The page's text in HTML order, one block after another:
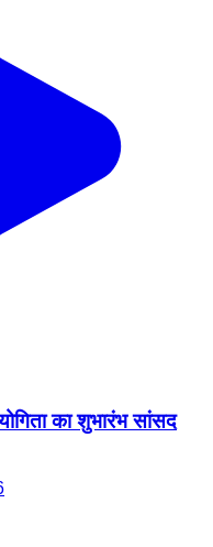
का शुभारंभ सांसद